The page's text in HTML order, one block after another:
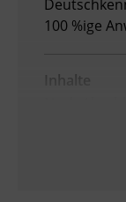
100 %ige
Inhalte